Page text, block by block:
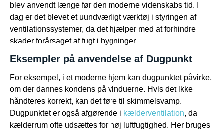
blev anvendt længe før den moderne videnskabs tid. I
dag er det blevet et uundværligt værktøj i styringen af
ventilationssystemer, da det hjælper med at forhindre
skader forårsaget af fugt i bygninger.
Eksempler på anvendelse af Dugpunkt
For eksempel, i et moderne hjem kan dugpunktet påvirke,
om der dannes kondens på vinduerne. Hvis det ikke
håndteres korrekt, kan det føre til skimmelsvamp.
Dugpunktet er også afgørende i kælderventilation, da
kælderrum ofte udsættes for høj luftfugtighed. Her bruges